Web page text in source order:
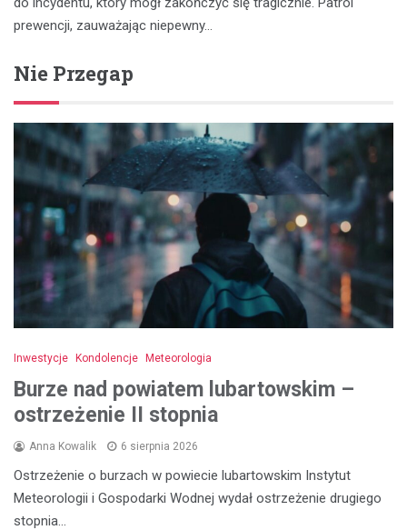
prewencji, zauważając niepewny…
Nie Przegap
Inwestycje Kondolencje Meteorologia
Burze nad powiatem lubartowskim –
ostrzeżenie II stopnia
Anna Kowalik 6 sierpnia 2026
Ostrzeżenie o burzach w powiecie lubartowskim Instytut
Meteorologii i Gospodarki Wodnej wydał ostrzeżenie drugiego
stopnia…